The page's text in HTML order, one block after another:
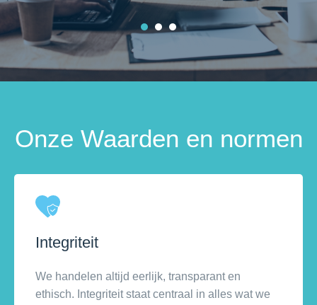
Onze Waarden en normen
Integriteit
We handelen altijd eerlijk, transparant en
ethisch. Integriteit staat centraal in alles wat we